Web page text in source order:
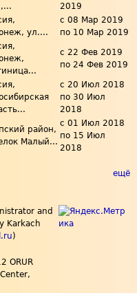
2019
ул....
с 08 Мар 2019
по 10 Мар 2019
с 22 Фев 2019
по 24 Фев 2019
с 20 Июл 2018
по 30 Июл
2018
район,
Малый...
с 01 Июл 2018
по 15 Июл
2018
ещё
and
Karkach
)
ORUR